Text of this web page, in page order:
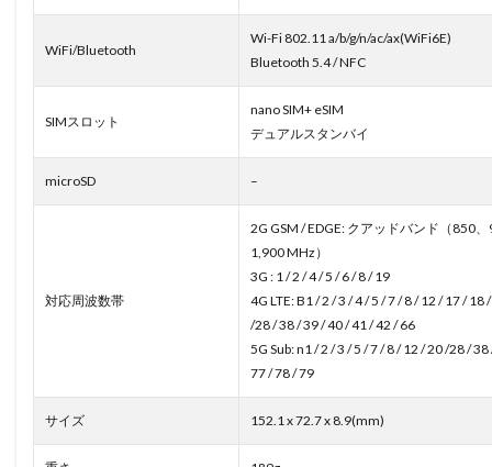
WiFi/Bluetooth
Wi-Fi 802.11 a/b/g/n/ac/ax(WiFi6E)
Bluetooth 5.4 / NFC
SIMスロット
nano SIM+ eSIM
デュアルスタンバイ
microSD –
対応周波数帯
2G GSM / EDGE: クアッドバンド（850
1,900 MHz）
3G : 1 / 2 / 4 / 5 / 6 / 8 / 19
4G LTE: B1 / 2 / 3 / 4 / 5 / 7 / 8 / 12 / 17 / 18
/28 / 38 / 39 / 40 / 41 / 42 / 66
5G Sub: n1 / 2 / 3 / 5 / 7 / 8 / 12 / 20 /28 /
77 / 78 / 79
サイズ 152.1 x 72.7 x 8.9(mm)